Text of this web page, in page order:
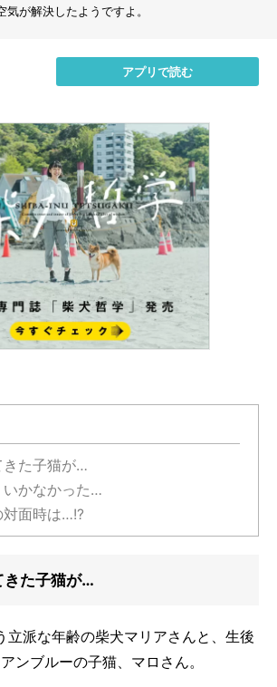
が解決したようですよ。
アプリで読む
きた子猫が…
いかなかった…
面時は…!?
きた子猫が…
立派な年齢の柴犬マリアさんと、生後
ンブルーの子猫、マロさん。